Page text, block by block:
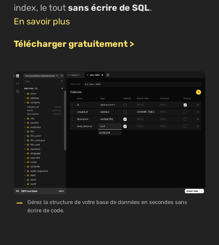
index, le toutsans écrire de SQL.
En savoir plus
Télécharger gratuitement >
Gérez la structure de votre base de données en secondes sans
écrire de code.